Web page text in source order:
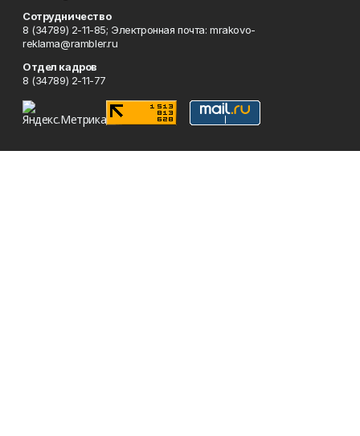
Сотрудничество
8 (34789) 2-11-85; Электронная почта: mrakovo-
reklama@rambler.ru
Отдел кадров
8 (34789) 2-11-77